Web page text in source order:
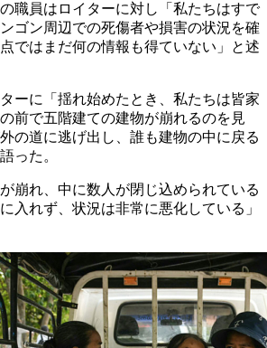
職員はロイターに対し「私たちはすで
ゴン周辺での死傷者や損害の状況を確
ではまだ何の情報も得ていない」と述
ーに「揺れ始めたとき、私たちは皆家
前で五階建ての建物が崩れるのを見
の道に逃げ出し、誰も建物の中に戻る
った。
崩れ、中に数人が閉じ込められている
入れず、状況は非常に悪化している」